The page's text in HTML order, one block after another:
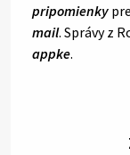
pripomienky
mail. Správy z
appke.